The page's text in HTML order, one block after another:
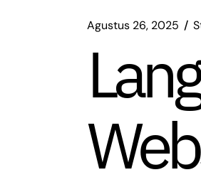
Agustus 26, 2025